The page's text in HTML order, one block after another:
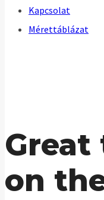
Kapcsolat
Mérettáblázat
Great
on